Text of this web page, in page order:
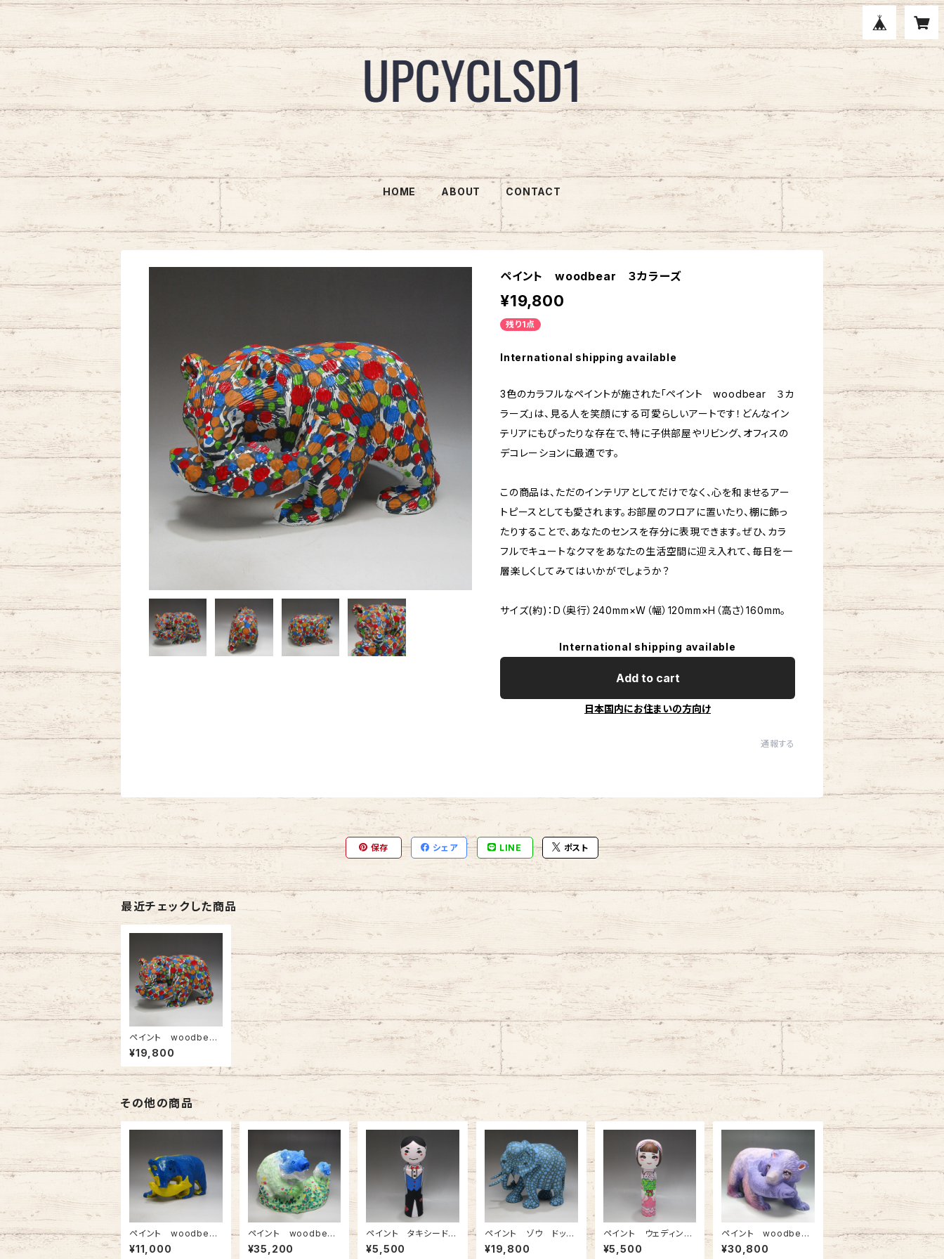
HOME ABOUT CONTACT
ペイント woodbear ３カラーズ
¥19,800
残り1点
International shipping available
3色のカラフルなペイントが施された「ペイント woodbear ３カ
ラーズ」は、見る人を笑顔にする可愛らしいアートです！どんなイン
テリアにもぴったりな存在で、特に子供部屋やリビング、オフィスの
デコレーションに最適です。
この商品は、ただのインテリアとしてだけでなく、心を和ませるアー
トピースとしても愛されます。お部屋のフロアに置いたり、棚に飾っ
たりすることで、あなたのセンスを存分に表現できます。ぜひ、カラ
フルでキュートなクマをあなたの生活空間に迎え入れて、毎日を一
層楽しくしてみてはいかがでしょうか？
サイズ(約)：D（奥行）240mm×W（幅）120mm×H（高さ）160mm。
International shipping available
Add to cart
日本国内にお住まいの方向け
通報する
保存 シェア LINE ポスト
最近チェックした商品
ペイント woodbear
３カラーズ
¥19,800
その他の商品
ペイント woodbear
B＆Yツートン
¥11,000
ペイント woodbear
花畑
¥35,200
ペイント タキシード新
郎（新婦います）
¥5,500
ペイント ゾウ ドット
柄
¥19,800
ペイント ウェディング
ドレスこけし（新郎いま
す）
¥5,500
ペイント woodbear
キラキラeye パープ
ル
¥30,800